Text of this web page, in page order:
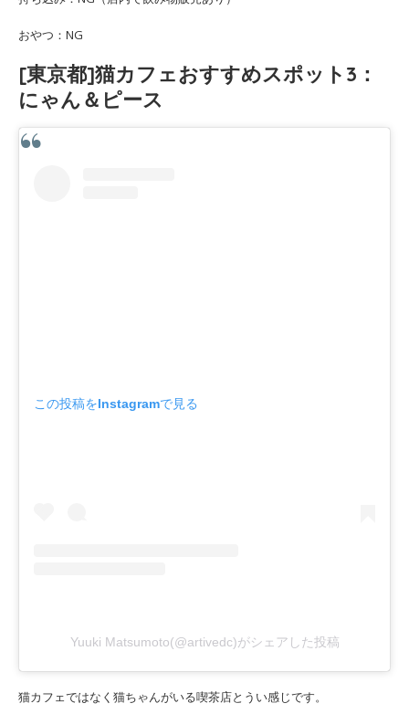
おやつ：NG
[東京都]猫カフェおすすめスポット3：
にゃん＆ピース
この投稿をInstagramで見る
Yuuki Matsumoto(@artivedc)がシェアした投稿
猫カフェではなく猫ちゃんがいる喫茶店とうい感じです。